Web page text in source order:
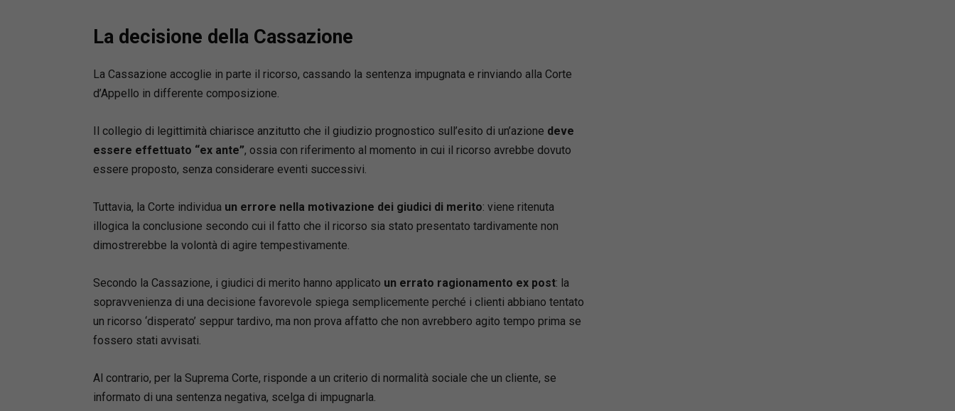
La decisione della Cassazione
La Cassazione accoglie in parte il ricorso, cassando la sentenza impugnata e rinviando alla Corte
d’Appello in differente composizione.
Il collegio di legittimità chiarisce anzitutto che il giudizio prognostico sull’esito di un’azione deve
essere effettuato “ex ante”, ossia con riferimento al momento in cui il ricorso avrebbe dovuto
essere proposto, senza considerare eventi successivi.
Tuttavia, la Corte individua un errore nella motivazione dei giudici di merito: viene ritenuta
illogica la conclusione secondo cui il fatto che il ricorso sia stato presentato tardivamente non
dimostrerebbe la volontà di agire tempestivamente.
Secondo la Cassazione, i giudici di merito hanno applicato un errato ragionamento ex post: la
sopravvenienza di una decisione favorevole spiega semplicemente perché i clienti abbiano tentato
un ricorso ‘disperato’ seppur tardivo, ma non prova affatto che non avrebbero agito tempo prima se
fossero stati avvisati.
Al contrario, per la Suprema Corte, risponde a un criterio di normalità sociale che un cliente, se
informato di una sentenza negativa, scelga di impugnarla.